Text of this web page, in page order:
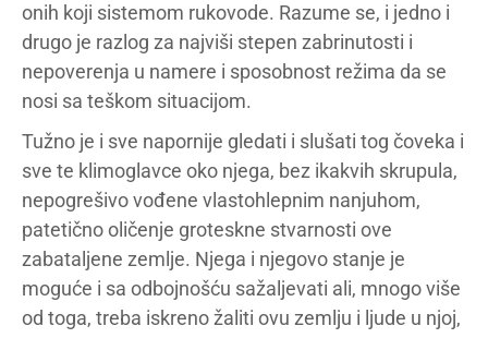
onih koji sistemom rukovode. Razume se, i jedno i
drugo je razlog za najviši stepen zabrinutosti i
nepoverenja u namere i sposobnost režima da se
nosi sa teškom situacijom.
Tužno je i sve napornije gledati i slušati tog čoveka i
sve te klimoglavce oko njega, bez ikakvih skrupula,
nepogrešivo vođene vlastohlepnim nanjuhom,
patetično oličenje groteskne stvarnosti ove
zabataljene zemlje. Njega i njegovo stanje je
moguće i sa odbojnošću sažaljevati ali, mnogo više
od toga, treba iskreno žaliti ovu zemlju i ljude u njoj,